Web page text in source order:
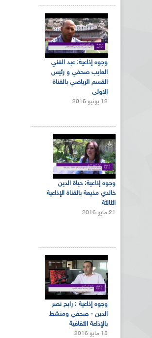
وجوه إذاعية: عبد الغني
العايب صحفي و رئيس
القسم الرياضي بالقناة
الاولى
12 يونيو 2016
وجوه إذاعية: حياة الدين
خالدي مذيعة بالقناة الإذاعية
الثالثة
21 مايو 2016
وجوه إذاعية : رابح نصر
الدين - صحفي ومنشط
بالإذاعة الثقافية
15 مايو 2016